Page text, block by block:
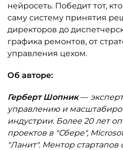
нейросеть. Победит тот,
саму систему принятия
директоров до
графика ремонтов, от
управления цехом.
Об авторе:
Герберт Шопник—
управлению и
индустрии. Более 20 лет
проектов в "Сбере",
"Ланит". Ментор стартапов